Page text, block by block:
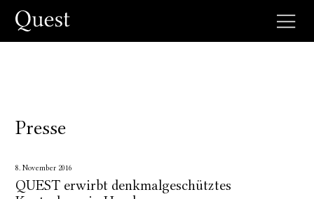
Presse
8. November 2016
QUEST erwirbt denkmalgeschütztes